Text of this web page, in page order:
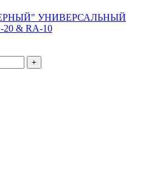
УНИВЕРСАЛЬНЫЙ
& RA-10
+